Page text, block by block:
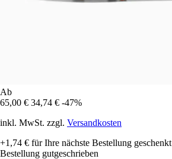
Ab
65,00 € 34,74 € -47%
inkl. MwSt. zzgl. Versandkosten
+1,74 € für Ihre nächste Bestellung geschenkt
Bestellung gutgeschrieben